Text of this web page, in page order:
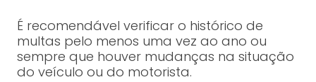
É recomendável verificar o histórico de
multas pelo menos uma vez ao ano ou
sempre que houver mudanças na situação
do veículo ou do motorista.